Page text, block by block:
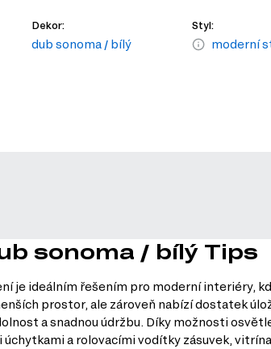
Dekor:
dub sonoma / bílý
Styl:
moderní
sonoma / bílý Tips
je ideálním řešením pro moderní interiéry,
prostor, ale zároveň nabízí dostatek
a snadnou údržbu. Díky možnosti
a rolovacími vodítky zásuvek,